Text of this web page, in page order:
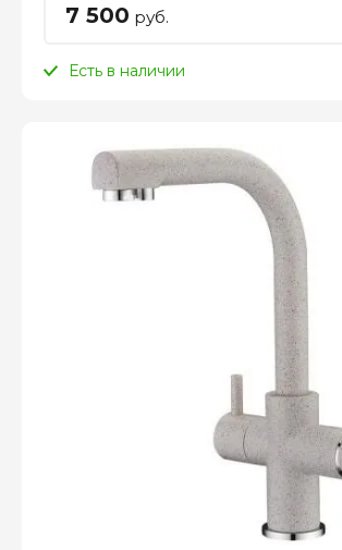
7 500 руб.
Есть в наличии